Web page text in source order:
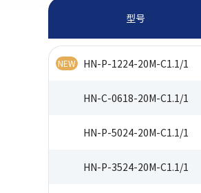
型号
NEW HN-P-1224-20M-C1.1/1
HN-C-0618-20M-C1.1/1
HN-P-5024-20M-C1.1/1
HN-P-3524-20M-C1.1/1